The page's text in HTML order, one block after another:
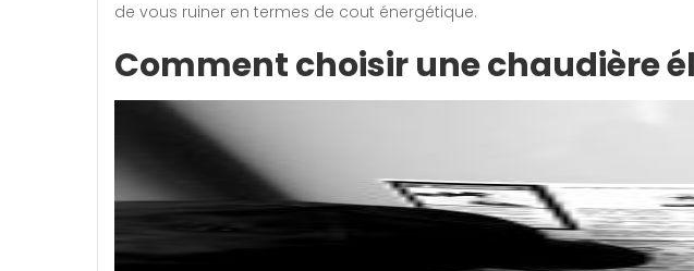
de vous ruiner en termes de cout énergétique.
Comment choisir une chaudière